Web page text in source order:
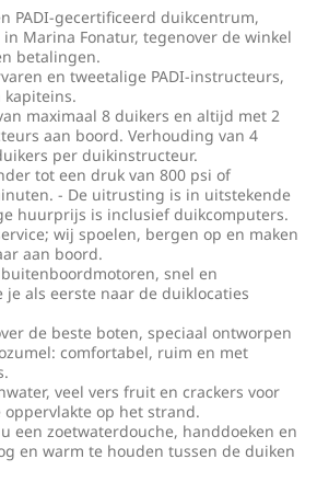
PADI-gecertificeerd duikcentrum,
Marina Fonatur, tegenover de winkel
betalingen.
en tweetalige PADI-instructeurs,
kapiteins.
maximaal 8 duikers en altijd met 2
aan boord. Verhouding van 4
per duikinstructeur.
tot een druk van 800 psi of
- De uitrusting is in uitstekende
huurprijs is inclusief duikcomputers.
wij spoelen, bergen op en maken
aan boord.
snel en
je als eerste naar de duiklocaties
de beste boten, speciaal ontworpen
comfortabel, ruim en met
veel vers fruit en crackers voor
oppervlakte op het strand.
een zoetwaterdouche, handdoeken en
en warm te houden tussen de duiken